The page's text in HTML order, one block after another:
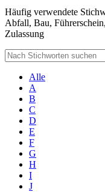
Häufig verwendete
Abfall, Bau,
Zulassung
Alle
A
B
C
D
E
F
G
H
I
J